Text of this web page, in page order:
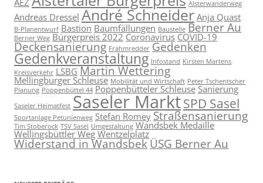
AEZ Alsterwanderweg
Andreas Dressel André SchneiderAnja Quast
B-Planentwurf Bastion Baumfällungen Baustelle Berner Au
Berner Weg Bürgerpreis 2022CoronavirusCOVID-19
Deckensanierung Frahmredder Gedenken
Gedenkveranstaltung Infostand Kirsten Martens
Kreisverkehr LSBG Martin Wettering
Mellingburger Schleuse Mobilität und Wirtschaft Peter Tschentscher
Planung Poppenbüttel 44 Poppenbütteler SchleuseSanierung
Saseler Heimatfest Saseler MarktSPD Sasel
Sportanlage Petunienweg Stefan Romey Straßensanierung
Tim Stoberock TSV Sasel Umgestaltung Wandsbek Medaille
Wellingsbüttler WegWentzelplatz
Widerstand in Wandsbek ÜSG Berner Au